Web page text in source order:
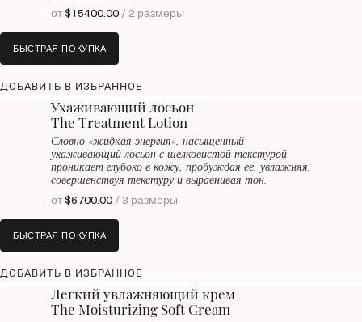
от$15400.00/ 2 размеры
БЫСТРАЯ ПОКУПКА
ДОБАВИТЬ В ИЗБРАННОЕ
Ухаживающий лосьон
The Treatment Lotion
Словно «жидкая энергия», насыщенный
ухаживающий лосьон с шелковистой текстурой
проникает глубоко в кожу, пробуждая ее, увлажняя,
совершенствуя текстуру и выравнивая тон.
от$6700.00/ 3 размеры
БЫСТРАЯ ПОКУПКА
ДОБАВИТЬ В ИЗБРАННОЕ
Легкий увлажняющий крем
The Moisturizing Soft Cream